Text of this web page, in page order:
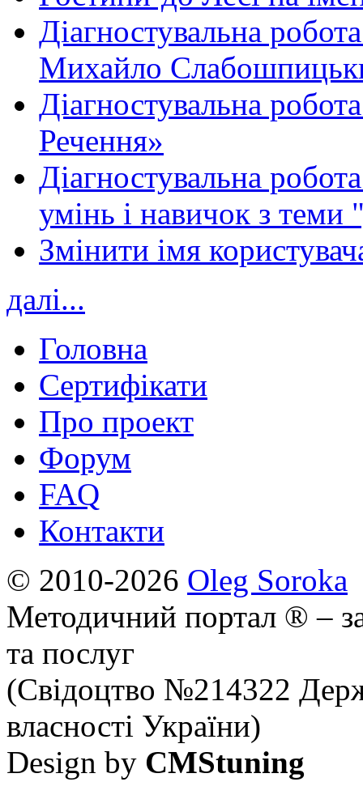
Діагностувальна
Михайло
Діагностувальна
Речення»
Діагностувальна
умінь і навичок з теми
Змінити імя
далі...
Головна
Сертифікати
Про проект
Форум
FAQ
Контакти
© 2010-2026 Oleg Soroka
Методичний портал ® –
та послуг
(Свідоцтво №214322
власності України)
Design by CMStuning